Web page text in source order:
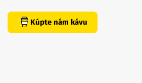
Kúpte nám kávu